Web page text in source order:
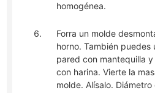
homogénea.
Forra un molde
horno. También puedes
pared con mantequilla
con harina. Vierte la
molde. Alísalo.